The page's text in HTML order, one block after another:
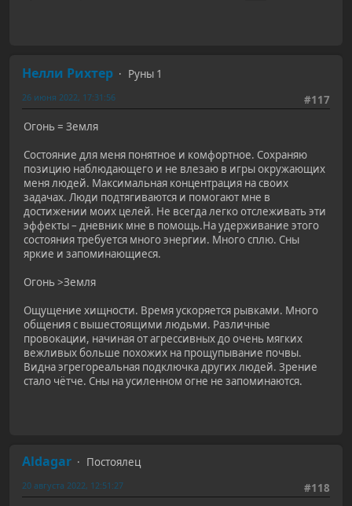
Нелли Рихтер
Руны 1
#117
26 июня 2022, 17:31:56
Огонь = Земля
Состояние для меня понятное и комфортное. Сохраняю
позицию наблюдающего и не влезаю в игры окружающих
меня людей. Максимальная концентрация на своих
задачах. Люди подтягиваются и помогают мне в
достижении моих целей. Не всегда легко отслеживать эти
эффекты – дневник мне в помощь.На удерживание этого
состояния требуется много энергии. Много сплю. Сны
яркие и запоминающиеся.
Огонь >Земля
Ощущение хищности. Время ускоряется рывками. Много
общения с вышестоящими людьми. Различные
провокации, начиная от агрессивных до очень мягких
вежливых больше похожих на прощупывание почвы.
Видна эгрегореальная подключка других людей. Зрение
стало чётче. Сны на усиленном огне не запоминаются.
Aldagar
Постоялец
#118
20 августа 2022, 12:51:27